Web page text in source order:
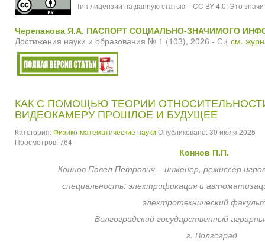
Тип лицензии на данную статью – CC BY 4.0. Это
Черепанова Я.А. ПАСПОРТ СОЦИАЛЬНО-ЗНАЧИМОГО
Достижения науки и образования № 1 (103), 2026 - С.{ см.
КАК С ПОМОЩЬЮ ТЕОРИИ
ВИДЕОКАМЕРУ ПРОШЛОЕ И БУДУЩЕЕ
Категория:Физико-математические науки Опубликовано: 30 июля 2025
Просмотров: 764
Коннов П.П.
Коннов Павел Петрович – инженер, режиссёр
специальность: электрификация и
электротехнический
Волгоградский государственный
г. Волгоград